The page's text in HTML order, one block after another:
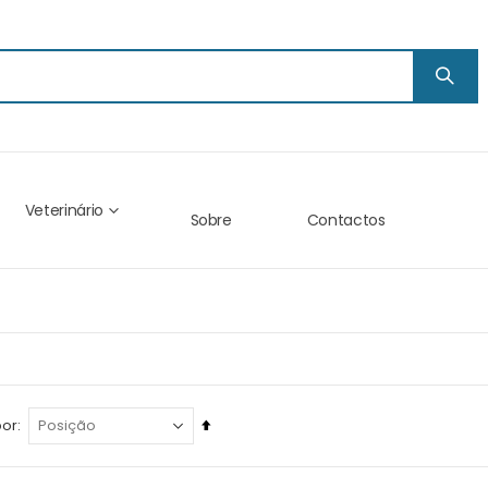
Veterinário Sobre Contactos
Ordenar